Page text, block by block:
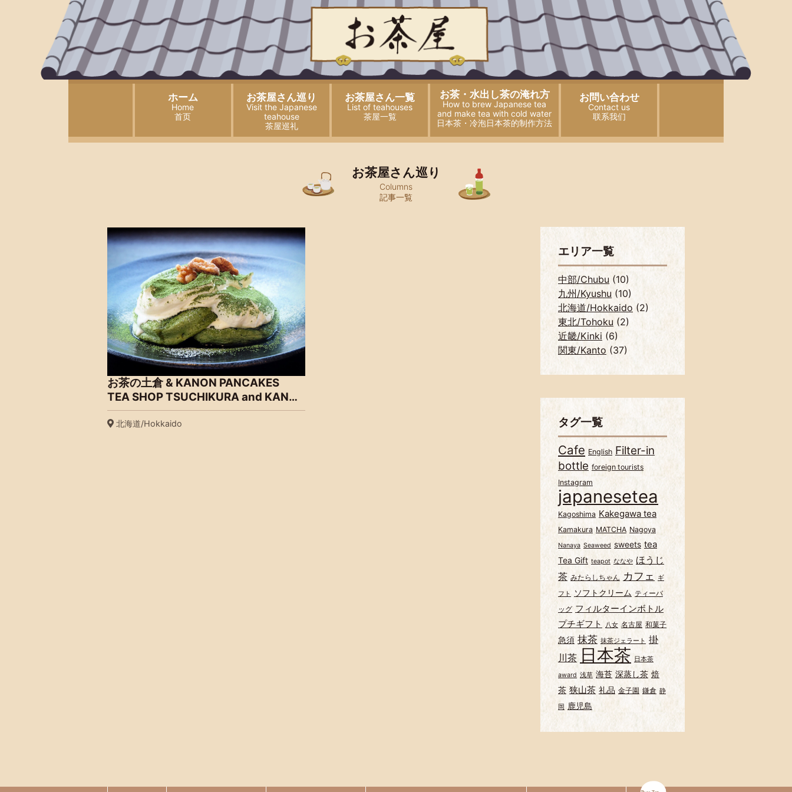
ホーム
Home
首页
お茶屋さん巡り
Visit the Japanese
teahouse
茶屋巡礼
お茶屋さん一覧
List of teahouses
茶屋一覧
お茶・水出し茶の淹れ方
How to brew Japanese tea
and make tea with cold water
日本茶・冷泡日本茶的制作方法
お問い合わせ
Contact us
联系我们
お茶屋さん巡り
Columns
記事一覧
お茶の土倉 & KANON PANCAKES
TEA SHOP TSUCHIKURA and KAN…
北海道/Hokkaido
エリア一覧
中部/Chubu (10)
九州/Kyushu (10)
北海道/Hokkaido (2)
東北/Tohoku (2)
近畿/Kinki (6)
関東/Kanto (37)
タグ一覧
Cafe English Filter-in
bottle foreign tourists
Instagram
japanesetea
Kagoshima Kakegawa tea
Kamakura MATCHA Nagoya
Nanaya Seaweed sweets tea
Tea Gift teapot ななや ほうじ
茶 みたらしちゃん カフェ ギ
フト ソフトクリーム ティーバ
ッグ フィルターインボトル
プチギフト
八女 名古屋 和菓子
急須 抹茶 抹茶ジェラート 掛
川茶 日本茶 日本茶
award 浅草 海苔 深蒸し茶 焙
茶 狭山茶 礼品 金子園 鎌倉 静
岡 鹿児島